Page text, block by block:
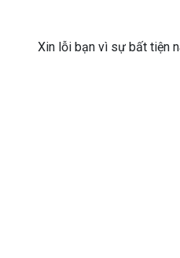
Xin lỗi bạn vì sự bất tiện